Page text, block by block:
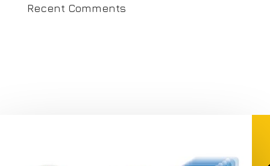
Recent Comments